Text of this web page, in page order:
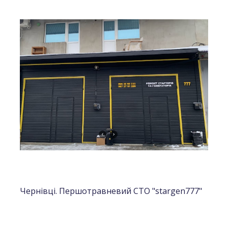
Чернівці. Першотравневий СТО "stargen777"